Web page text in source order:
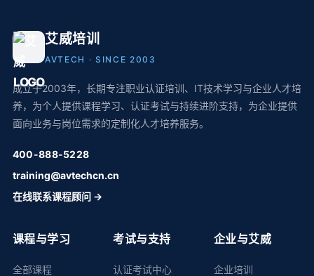
艾威培训
AVTECH · SINCE 2003
成立于2003年，长期专注职业认证培训、IT技术学习与企业人才培
养，为个人提供课程学习、认证考试与持续进阶支持，为企业提供
面向业务与岗位需求的定制化人才培养服务。
400-888-5228
training@avtechcn.cn
在线联系课程顾问 →
课程与学习
全部课程
考试与支持
认证考试中心
企业与艾威
企业培训